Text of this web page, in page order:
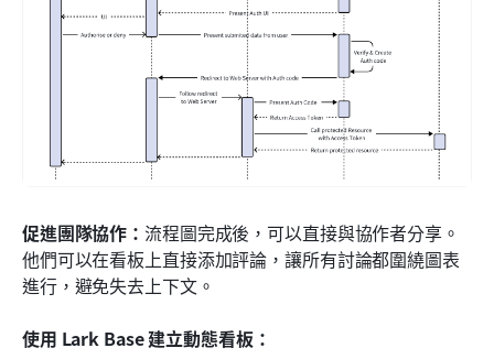
促進團隊協作： 流程圖完成後，可以直接與協作者分享。
他們可以在看板上直接添加評論，讓所有討論都圍繞圖表
進行，避免失去上下文。
使用 Lark Base 建立動態看板：